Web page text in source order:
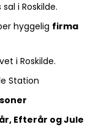
i Roskilde.
hyggelig firma
i Roskilde.
Station
Efterår og Jule